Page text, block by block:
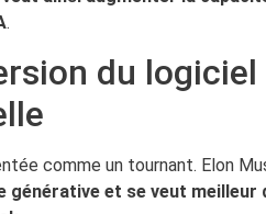
.
du logiciel
comme un tournant. Elon
générative et se veut meilleur